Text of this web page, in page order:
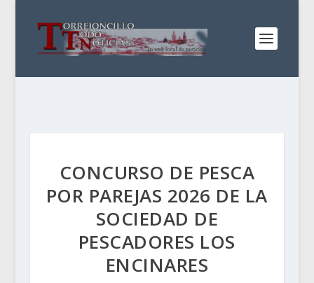
CONCURSO DE PESCA
POR PAREJAS 2026 DE LA
SOCIEDAD DE
PESCADORES LOS
ENCINARES